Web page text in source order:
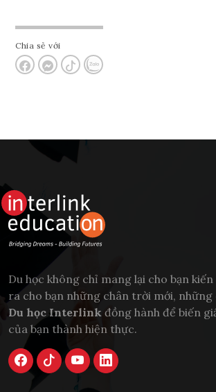
Chia sẻ với
Du học không chỉ mang lại cho bạn
ra cho bạn những chân trời mới, những
Du học Interlink đồng hành để biến
của bạn thành hiện thực.